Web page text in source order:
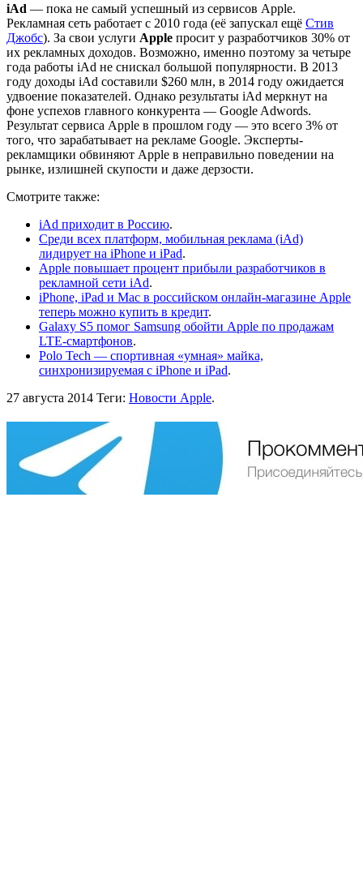
iAd — пока не самый успешный из сервисов Apple.
Рекламная сеть работает с 2010 года (её запускал ещё Стив
Джобс). За свои услуги Apple просит у разработчиков 30% от
их рекламных доходов. Возможно, именно поэтому за четыре
года работы iAd не снискал большой популярности. В 2013
году доходы iAd составили $260 млн, в 2014 году ожидается
удвоение показателей. Однако результаты iAd меркнут на
фоне успехов главного конкурента — Google Adwords.
Результат сервиса Apple в прошлом году — это всего 3% от
того, что зарабатывает на рекламе Google. Эксперты-
рекламщики обвиняют Apple в неправильно поведении на
рынке, излишней скупости и даже дерзости.
Смотрите также:
iAd приходит в Россию.
Среди всех платформ, мобильная реклама (iAd)
лидирует на iPhone и iPad.
Apple повышает процент прибыли разработчиков в
рекламной сети iAd.
iPhone, iPad и Mac в российском онлайн-магазине Apple
теперь можно купить в кредит.
Galaxy S5 помог Samsung обойти Apple по продажам
LTE-смартфонов.
Polo Tech — спортивная «умная» майка,
синхронизируемая с iPhone и iPad.
27 августа 2014 Теги: Новости Apple.